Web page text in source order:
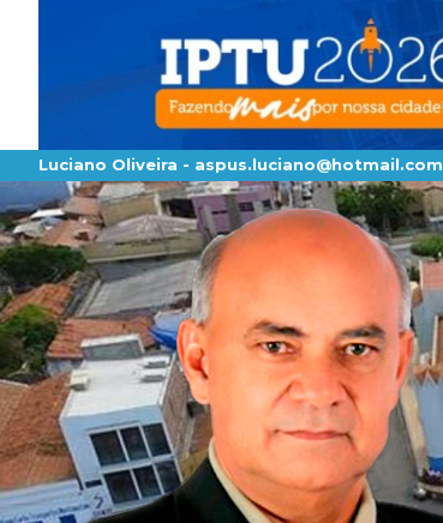
Luciano Oliveira - aspus.luciano@hotmail.com